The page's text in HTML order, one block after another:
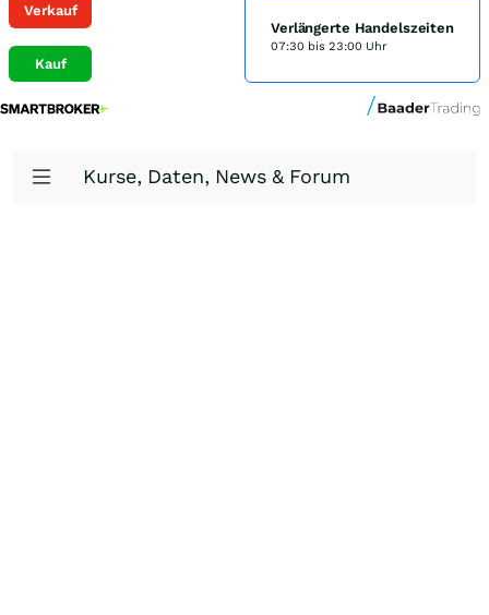
Verkauf
Kauf
Verlängerte Handelszeiten
07:30 bis 23:00 Uhr
Kurse, Daten, News & Forum